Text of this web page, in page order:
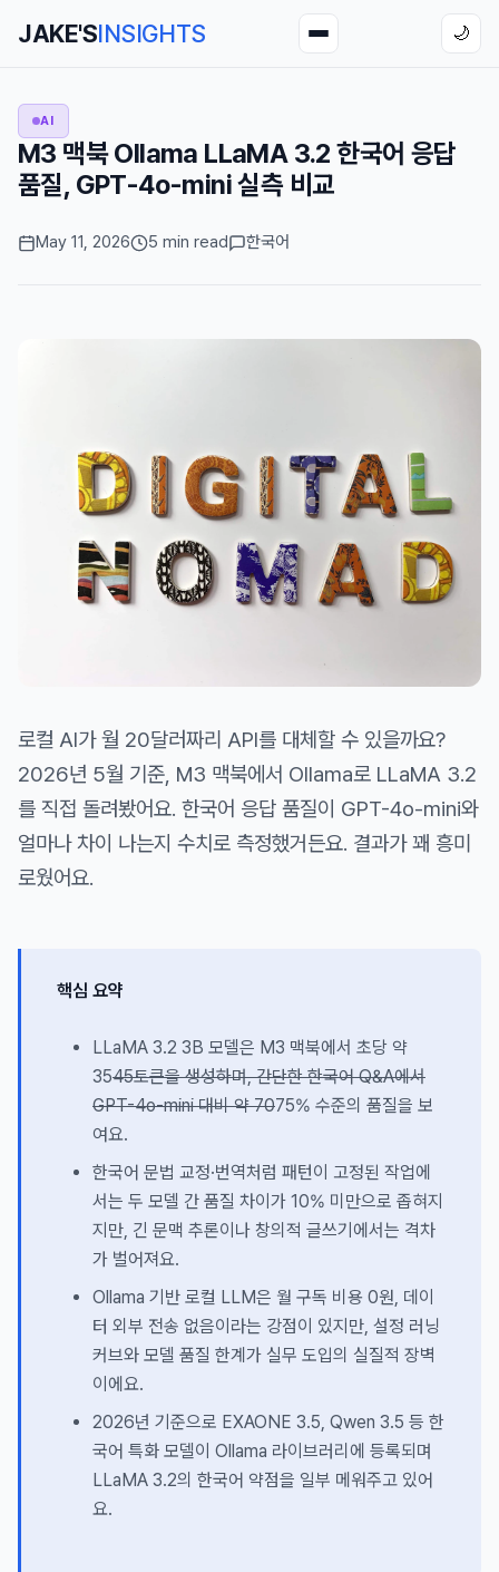
JAKE'SINSIGHTS 🌙
AI
M3 맥북 Ollama LLaMA 3.2 한국어 응답
품질, GPT-4o-mini 실측 비교
May 11, 2026 5 min read 한국어
로컬 AI가 월 20달러짜리 API를 대체할 수 있을까요?
2026년 5월 기준, M3 맥북에서 Ollama로 LLaMA 3.2
를 직접 돌려봤어요. 한국어 응답 품질이 GPT-4o-mini와
얼마나 차이 나는지 수치로 측정했거든요. 결과가 꽤 흥미
로웠어요.
핵심 요약
LLaMA 3.2 3B 모델은 M3 맥북에서 초당 약
3545토큰을 생성하며, 간단한 한국어 Q&A에서
GPT-4o-mini 대비 약 7075% 수준의 품질을 보
여요.
한국어 문법 교정·번역처럼 패턴이 고정된 작업에
서는 두 모델 간 품질 차이가 10% 미만으로 좁혀지
지만, 긴 문맥 추론이나 창의적 글쓰기에서는 격차
가 벌어져요.
Ollama 기반 로컬 LLM은 월 구독 비용 0원, 데이
터 외부 전송 없음이라는 강점이 있지만, 설정 러닝
커브와 모델 품질 한계가 실무 도입의 실질적 장벽
이에요.
2026년 기준으로 EXAONE 3.5, Qwen 3.5 등 한
국어 특화 모델이 Ollama 라이브러리에 등록되며
LLaMA 3.2의 한국어 약점을 일부 메워주고 있어
요.